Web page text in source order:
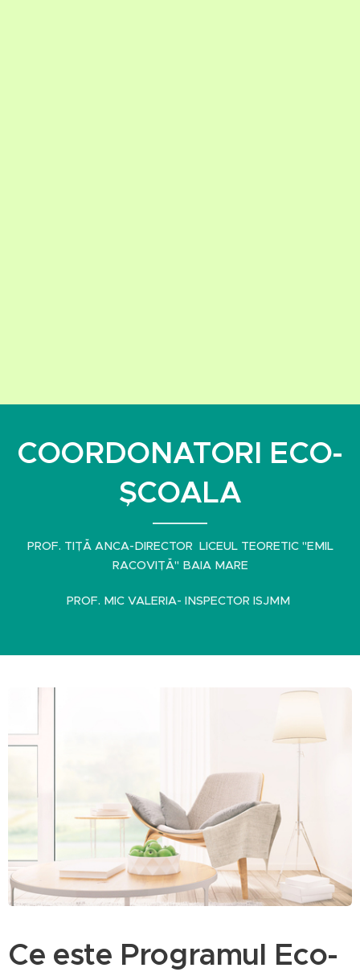
COORDONATORI ECO-
ȘCOALA
PROF. TIȚĂ ANCA-DIRECTOR LICEUL TEORETIC "EMIL
RACOVIȚĂ" BAIA MARE
PROF. MIC VALERIA- INSPECTOR ISJMM
Ce este Programul Eco-